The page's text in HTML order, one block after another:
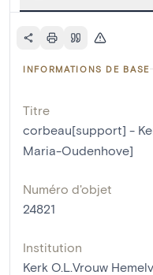
INFORMATIONS DE BASE
Titre
corbeau[support] -
Maria-Oudenhove]
Numéro d'objet
24821
Institution
Kerk O.L.Vrouw